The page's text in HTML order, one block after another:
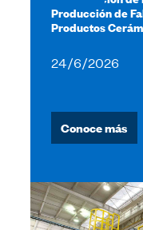
Producción de
Productos
24/6/2026
Conoce más